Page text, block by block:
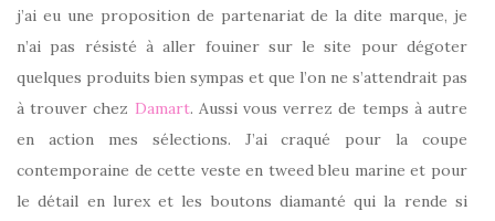
j’ai eu une proposition de partenariat de la dite marque, je
n’ai pas résisté à aller fouiner sur le site pour dégoter
quelques produits bien sympas et que l’on ne s’attendrait pas
à trouver chez Damart. Aussi vous verrez de temps à autre
en action mes sélections. J’ai craqué pour la coupe
contemporaine de cette veste en tweed bleu marine et pour
le détail en lurex et les boutons diamanté qui la rende si